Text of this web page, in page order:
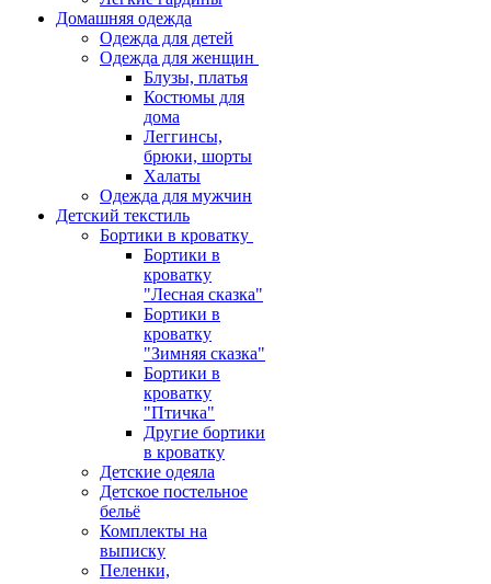
Домашняя одежда
Одежда для детей
Одежда для женщин
Блузы, платья
Костюмы для
дома
Леггинсы,
брюки, шорты
Халаты
Одежда для мужчин
Детский текстиль
Бортики в кроватку
Бортики в
кроватку
"Лесная сказка"
Бортики в
кроватку
"Зимняя сказка"
Бортики в
кроватку
"Птичка"
Другие бортики
в кроватку
Детские одеяла
Детское постельное
бельё
Комплекты на
выписку
Пеленки,